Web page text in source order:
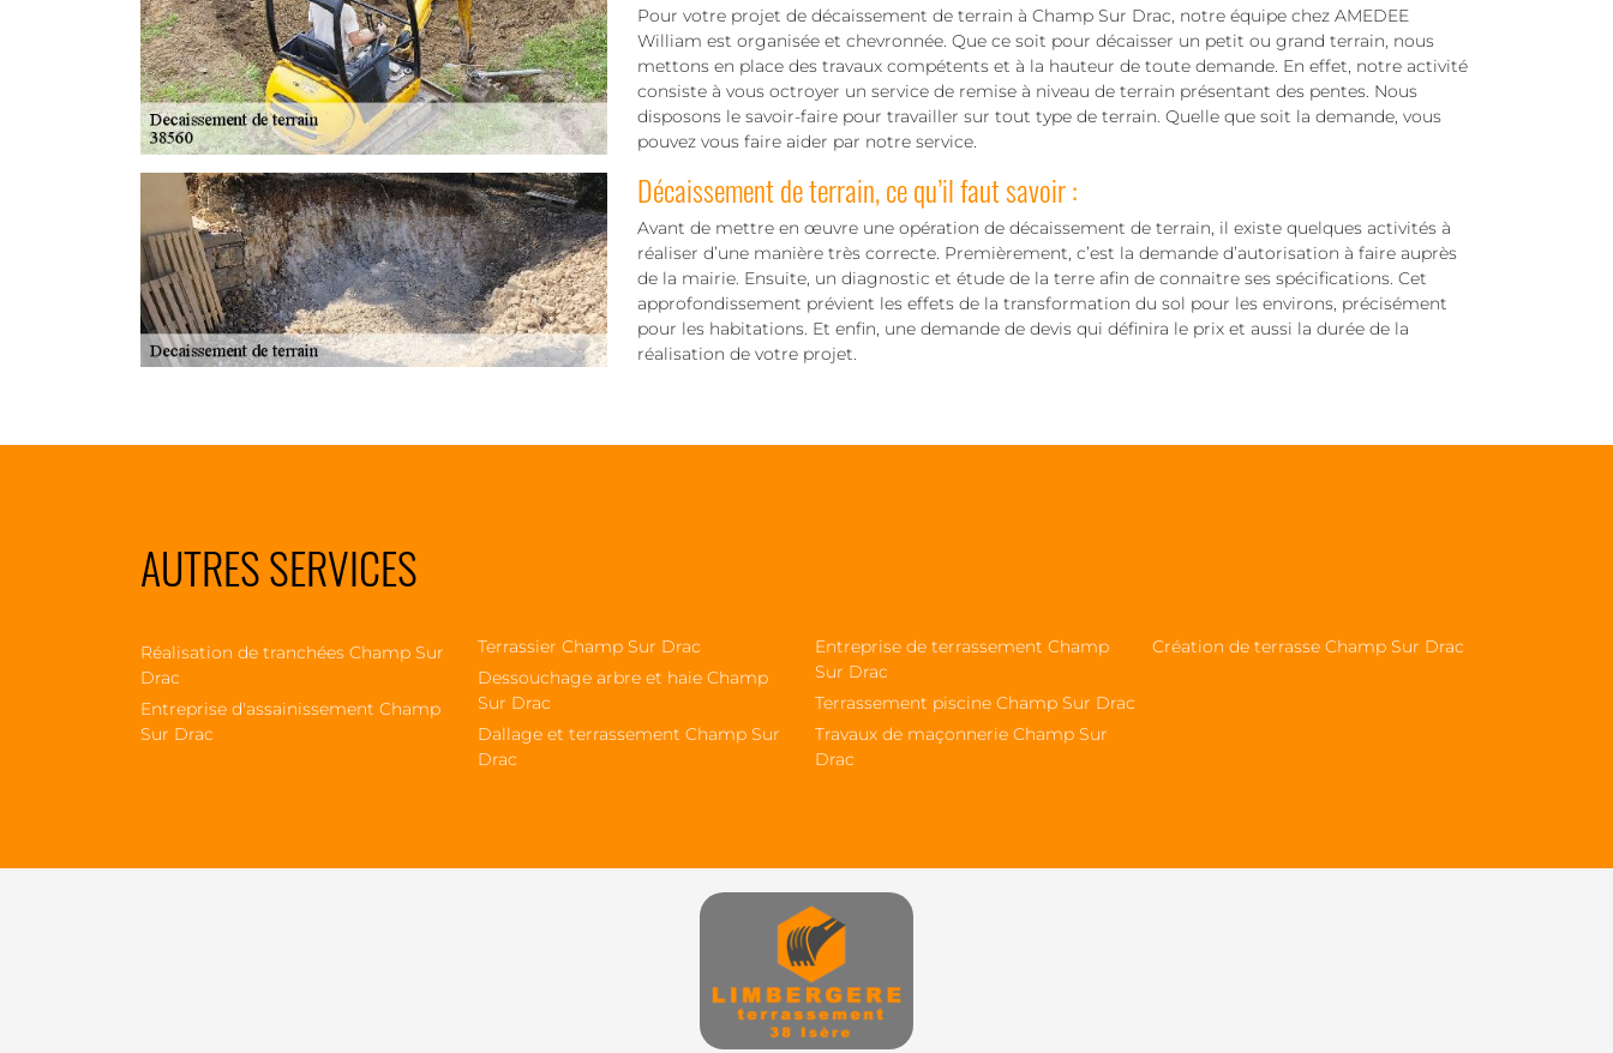
Pour votre projet de décaissement de terrain à Champ Sur Drac, notre équipe chez AMEDEE
William est organisée et chevronnée. Que ce soit pour décaisser un petit ou grand terrain, nous
mettons en place des travaux compétents et à la hauteur de toute demande. En effet, notre activité
consiste à vous octroyer un service de remise à niveau de terrain présentant des pentes. Nous
disposons le savoir-faire pour travailler sur tout type de terrain. Quelle que soit la demande, vous
pouvez vous faire aider par notre service.
Décaissement de terrain, ce qu’il faut savoir :
Avant de mettre en œuvre une opération de décaissement de terrain, il existe quelques activités à
réaliser d’une manière très correcte. Premièrement, c’est la demande d’autorisation à faire auprès
de la mairie. Ensuite, un diagnostic et étude de la terre afin de connaitre ses spécifications. Cet
approfondissement prévient les effets de la transformation du sol pour les environs, précisément
pour les habitations. Et enfin, une demande de devis qui définira le prix et aussi la durée de la
réalisation de votre projet.
AUTRES SERVICES
Réalisation de tranchées Champ Sur
Drac
Entreprise d'assainissement Champ
Sur Drac
Terrassier Champ Sur Drac
Dessouchage arbre et haie Champ
Sur Drac
Dallage et terrassement Champ Sur
Drac
Entreprise de terrassement Champ
Sur Drac
Terrassement piscine Champ Sur Drac
Travaux de maçonnerie Champ Sur
Drac
Création de terrasse Champ Sur Drac